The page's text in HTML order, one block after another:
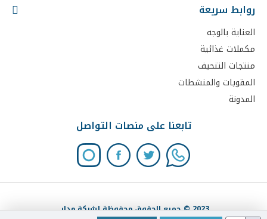
روابط سريعة
العناية بالوجه
مكملات غذائية
منتجات التنحيف
المقويات والمنشطات
المدونة
تابعنا على منصات التواصل
2023 © جميع الحقوق محفوظة لشركة مدار.